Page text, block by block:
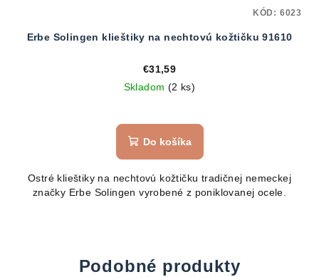
Erbe Solingen klieštiky na nechtovú kožtičku 91610
€31,59
Skladom (2 ks)
Do košíka
Ostré klieštiky na nechtovú kožtičku tradičnej nemeckej
značky Erbe Solingen vyrobené z poniklovanej ocele.
KÓD: 6023
Podobné produkty